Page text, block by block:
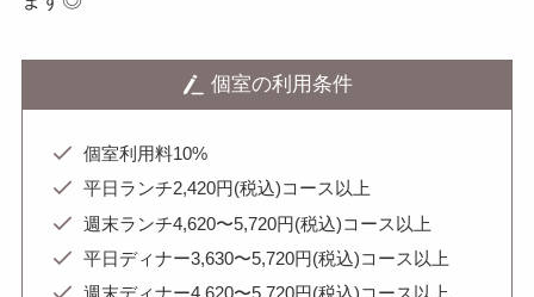
個室の利用条件
個室利用料10%
平日ランチ2,420円(税込)コース以上
週末ランチ4,620〜5,720円(税込)コース以上
平日ディナー3,630〜5,720円(税込)コース以上